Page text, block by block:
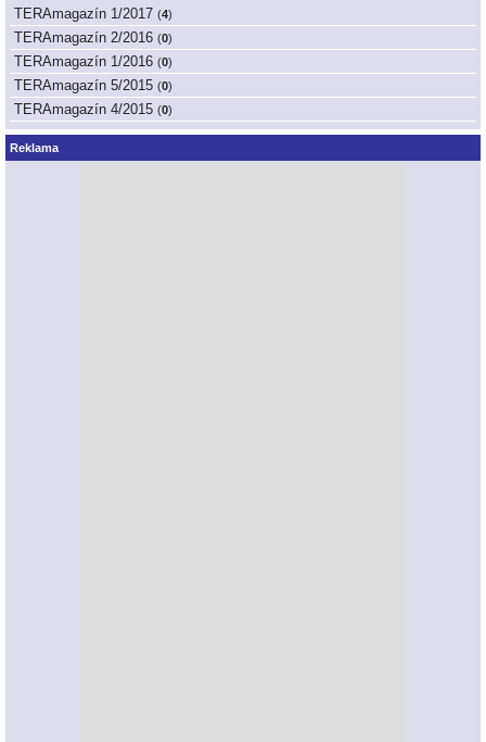
TERAmagazín 1/2017 (4)
TERAmagazín 2/2016 (0)
TERAmagazín 1/2016 (0)
TERAmagazín 5/2015 (0)
TERAmagazín 4/2015 (0)
Reklama